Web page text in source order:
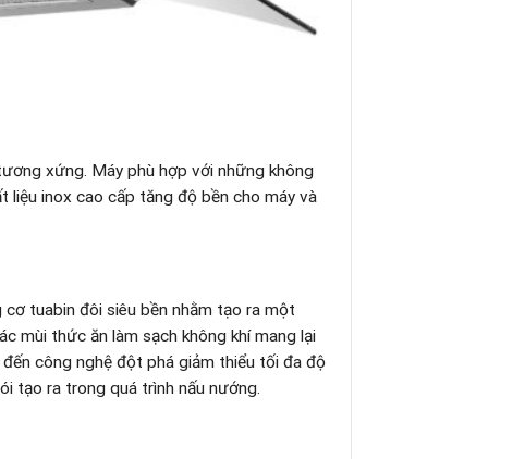
xứng. Máy phù hợp với những không
liệu inox cao cấp tăng độ bền cho máy và
tuabin đôi siêu bền nhằm tạo ra một
mùi thức ăn làm sạch không khí mang lại
công nghệ đột phá giảm thiểu tối đa độ
tạo ra trong quá trình nấu nướng.